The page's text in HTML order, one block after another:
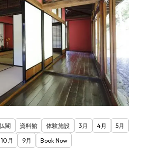
閣 資料館 体験施設 3月 4月
5月
10月 9月 Book Now